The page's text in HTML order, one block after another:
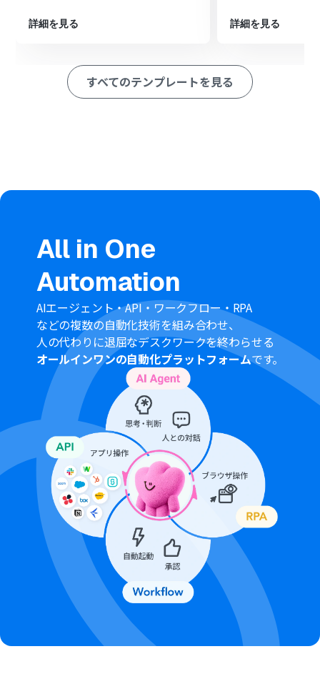
ストを投稿」アクションを設定して、ChatGPTが生成し
たテキストを投稿します。
ペレーション」：トリガー起動後、フロー内で処理を行うアク
ートから取得した情報を変数として利用することも可能
トに加え、固定のハッシュタグなどを組み合わせて、投稿
する内容を任意に設定できます。
■注意事項
Google スプレッドシート、ChatGPT、X（Twitter）の
それぞれとYoomを連携してください。
ChatGPT（OpenAI）のアクションを実行するには、
OpenAIのAPI有料プランの契約が必要です。（APIが使用
されたときに支払いができる状態）
ChatGPTのAPI利用はOpenAI社が有料で提供しており、
API疎通時のトークンにより従量課金される仕組みとなっ
ています。そのため、API使用時にお支払いが行える状況
でない場合エラーが発生しますのでご注意ください。
トリガーは5分、10分、15分、30分、60分の間隔で起動
間隔を選択できます。
プランによって最短の起動間隔が異なりますので、ご注意
ください。
詳細を見る 詳細を見る
すべてのテンプレートを見る
All in One
Automation
AIエージェント・API・ワークフロー・RPA
などの複数の自動化技術を組み合わせ、
人の代わりに退屈なデスクワークを終わらせる
オールインワンの自動化プラットフォームです。